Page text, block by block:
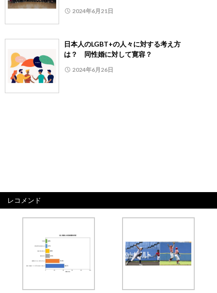
2024年6月21日
日本人のLGBT+の人々に対する考え方
は？ 同性婚に対して寛容？
2024年6月26日
レコメンド